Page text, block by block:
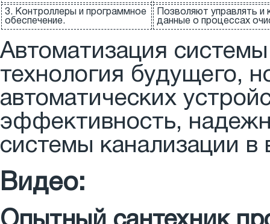
3. Контроллеры и программное
обеспечение.
Позволяют управлять
данные о процессах
Автоматизация
технология будущего,
автоматических
эффективность,
системы канализации в
Видео: